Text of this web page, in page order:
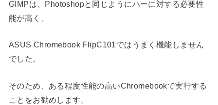
GIMPは、Photoshopと同じようにハーに対する必要性
能が高く、
ASUS Chromebook FlipC101ではうまく機能しません
でした。
そのため、ある程度性能の高いChromebookで実行する
ことをお勧めします。